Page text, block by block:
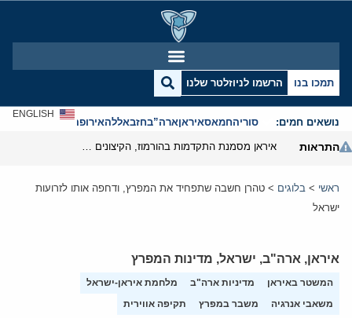
תמכו בנו הרשמו לניוזלטר שלנו
נושאים חמים: סוריהחמאסאיראןארה”בחזבאללהאירופהאנטישמיות
ENGLISH
התראות
ראשי > בלוגים > טהרן חשבה שתפחיד את המפרץ, ודחפה אותו לזרועות
ישראל
איראן, ארה"ב, ישראל, מדינות המפרץ
המשטר באיראן מדיניות ארה"ב
מלחמת איראן-ישראל
משאבי אנרגיה
משבר במפרץ תקיפה אווירית